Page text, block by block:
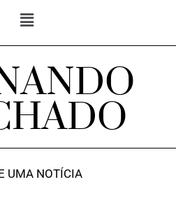
UMA NOTÍCIA